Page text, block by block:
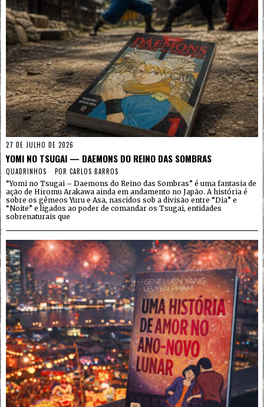
27 DE JULHO DE 2026
YOMI NO TSUGAI — DAEMONS DO REINO DAS SOMBRAS
QUADRINHOS POR CARLOS BARROS
“Yomi no Tsugai – Daemons do Reino das Sombras” é uma fantasia de
ação de Hiromu Arakawa ainda em andamento no Japão. A história é
sobre os gêmeos Yuru e Asa, nascidos sob a divisão entre “Dia” e
“Noite” e ligados ao poder de comandar os Tsugai, entidades
sobrenaturais que